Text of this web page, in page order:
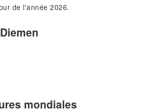
de l'année 2026.
mondiales